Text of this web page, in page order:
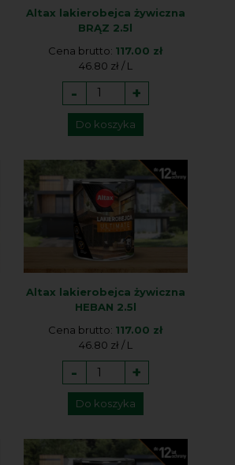
Altax lakierobejca żywiczna
BRĄZ 2.5l
Cena brutto: 117.00 zł
46.80 zł / L
- +
Do koszyka
Altax lakierobejca żywiczna
HEBAN 2.5l
Cena brutto: 117.00 zł
46.80 zł / L
- +
Do koszyka